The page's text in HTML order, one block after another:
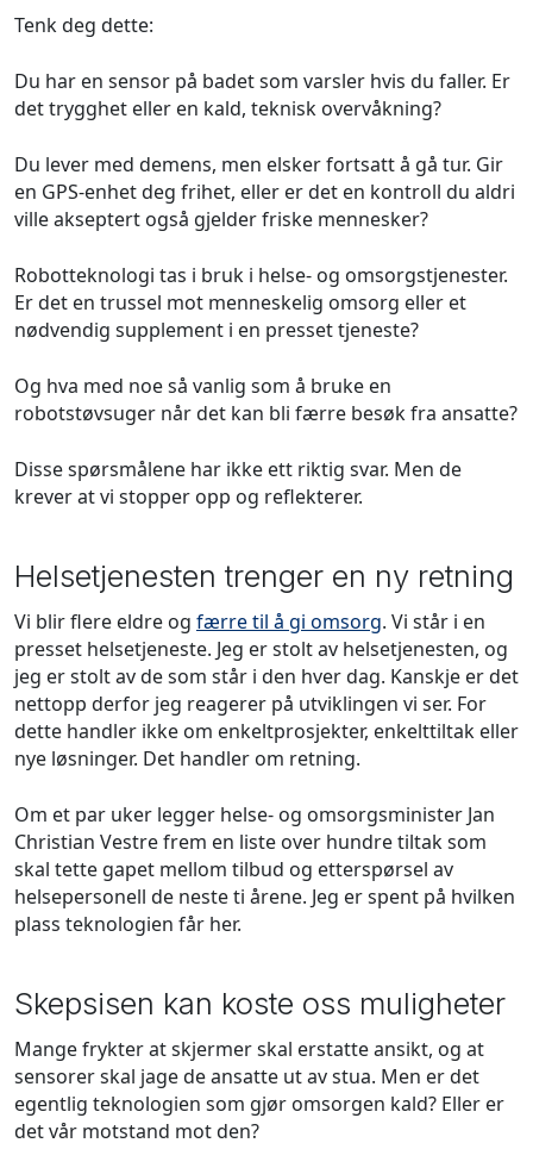
Tenk deg dette:
Du har en sensor på badet som varsler hvis du faller. Er
det trygghet eller en kald, teknisk overvåkning?
Du lever med demens, men elsker fortsatt å gå tur. Gir
en GPS-enhet deg frihet, eller er det en kontroll du aldri
ville akseptert også gjelder friske mennesker?
Robotteknologi tas i bruk i helse- og omsorgstjenester.
Er det en trussel mot menneskelig omsorg eller et
nødvendig supplement i en presset tjeneste?
Og hva med noe så vanlig som å bruke en
robotstøvsuger når det kan bli færre besøk fra ansatte?
Disse spørsmålene har ikke ett riktig svar. Men de
krever at vi stopper opp og reflekterer.
Helsetjenesten trenger en ny retning
Vi blir flere eldre og færre til å gi omsorg. Vi står i en
presset helsetjeneste. Jeg er stolt av helsetjenesten, og
jeg er stolt av de som står i den hver dag. Kanskje er det
nettopp derfor jeg reagerer på utviklingen vi ser. For
dette handler ikke om enkeltprosjekter, enkelttiltak eller
nye løsninger. Det handler om retning.
Om et par uker legger helse- og omsorgsminister Jan
Christian Vestre frem en liste over hundre tiltak som
skal tette gapet mellom tilbud og etterspørsel av
helsepersonell de neste ti årene. Jeg er spent på hvilken
plass teknologien får her.
Skepsisen kan koste oss muligheter
Mange frykter at skjermer skal erstatte ansikt, og at
sensorer skal jage de ansatte ut av stua. Men er det
egentlig teknologien som gjør omsorgen kald? Eller er
det vår motstand mot den?